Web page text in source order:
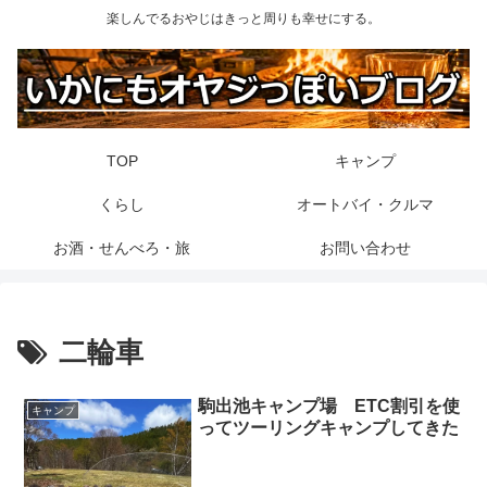
楽しんでるおやじはきっと周りも幸せにする。
TOP キャンプ
くらし オートバイ・クルマ
お酒・せんべろ・旅 お問い合わせ
二輪車
キャンプ
駒出池キャンプ場 ETC割引を使
ってツーリングキャンプしてきた